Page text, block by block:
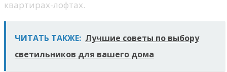
квартирах-лофтах.
ЧИТАТЬ ТАКЖЕ: Лучшие советы по выбору
светильников для вашего дома